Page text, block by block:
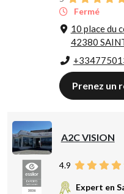
Fermé
10 place du
42380
Prenez un
A2C VISION
4.9
Expert en